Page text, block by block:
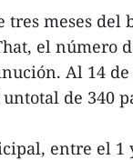
tres meses del
el número
Al 14 de
de 340
entre el 1